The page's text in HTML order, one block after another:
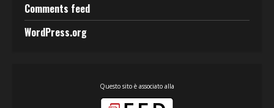
Comments feed
WordPress.org
Questo sito è associato alla